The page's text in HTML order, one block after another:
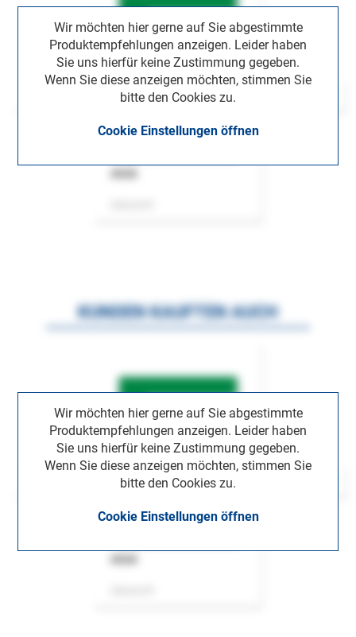
Wir möchten hier gerne auf Sie abgestimmte
Produktempfehlungen anzeigen. Leider haben
Sie uns hierfür keine Zustimmung gegeben.
Wenn Sie diese anzeigen möchten, stimmen Sie
bitte den Cookies zu.
Cookie Einstellungen öffnen
Wir möchten hier gerne auf Sie abgestimmte
Produktempfehlungen anzeigen. Leider haben
Sie uns hierfür keine Zustimmung gegeben.
Wenn Sie diese anzeigen möchten, stimmen Sie
bitte den Cookies zu.
Cookie Einstellungen öffnen
KUNDEN KAUFTEN AUCH